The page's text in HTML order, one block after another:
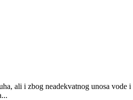
ali i zbog neadekvatnog unosa vode